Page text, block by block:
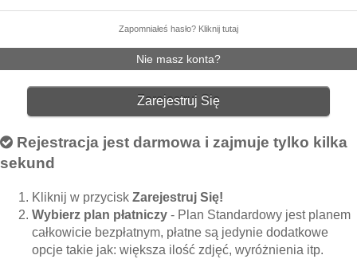
Zapomniałeś hasło? Kliknij tutaj
Nie masz konta?
Zarejestruj Się
Rejestracja jest darmowa i zajmuje tylko kilka
sekund
Kliknij w przycisk Zarejestruj Się!
Wybierz plan płatniczy - Plan Standardowy jest planem
całkowicie bezpłatnym, płatne są jedynie dodatkowe
opcje takie jak: większa ilość zdjęć, wyróżnienia itp.